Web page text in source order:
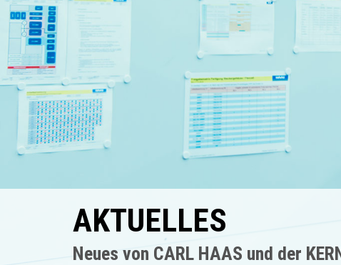
AKTUELLES
Neues von CARL HAAS und der